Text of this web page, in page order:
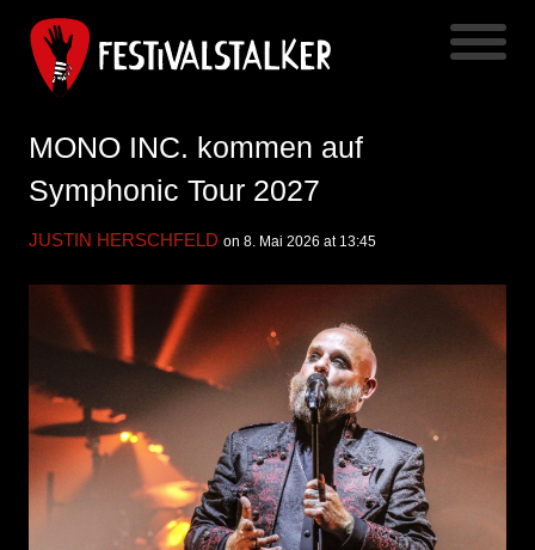
MONO INC. kommen auf
Symphonic Tour 2027
JUSTIN HERSCHFELD on 8. Mai 2026 at 13:45